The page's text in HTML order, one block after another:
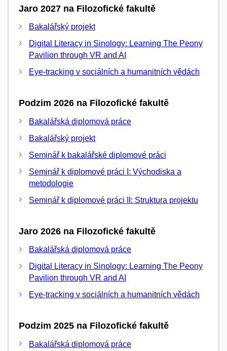
Jaro 2027 na Filozofické fakultě
Bakalářský projekt
Digital Literacy in Sinology: Learning The Peony
Pavilion through VR and AI
Eye-tracking v sociálních a humanitních vědách
Podzim 2026 na Filozofické fakultě
Bakalářská diplomová práce
Bakalářský projekt
Seminář k bakalářské diplomové práci
Seminář k diplomové práci I: Východiska a
metodologie
Seminář k diplomové práci II: Struktura projektu
Jaro 2026 na Filozofické fakultě
Bakalářská diplomová práce
Digital Literacy in Sinology: Learning The Peony
Pavilion through VR and AI
Eye-tracking v sociálních a humanitních vědách
Podzim 2025 na Filozofické fakultě
Bakalářská diplomová práce